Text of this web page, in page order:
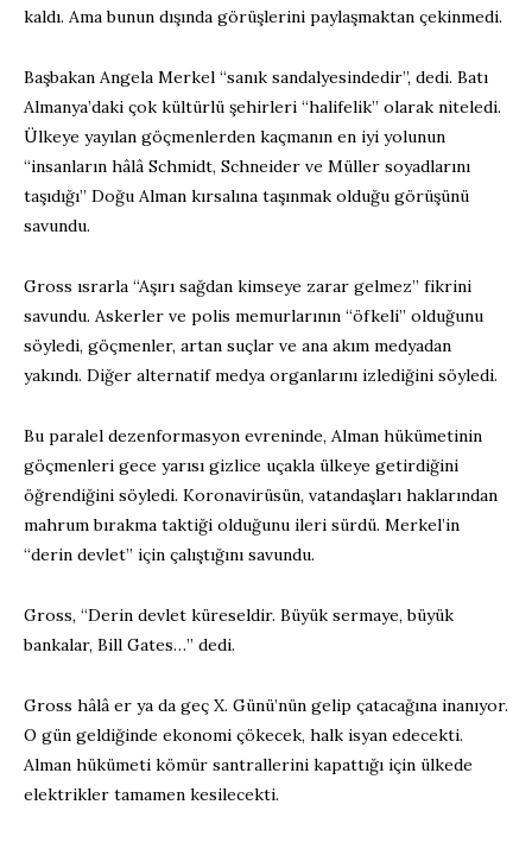
kaldı. Ama bunun dışında görüşlerini paylaşmaktan çekinmedi.
Başbakan Angela Merkel “sanık sandalyesindedir”, dedi. Batı
Almanya’daki çok kültürlü şehirleri “halifelik” olarak niteledi.
Ülkeye yayılan göçmenlerden kaçmanın en iyi yolunun
“insanların hâlâ Schmidt, Schneider ve Müller soyadlarını
taşıdığı” Doğu Alman kırsalına taşınmak olduğu görüşünü
savundu.
Gross ısrarla “Aşırı sağdan kimseye zarar gelmez” fikrini
savundu. Askerler ve polis memurlarının “öfkeli” olduğunu
söyledi, göçmenler, artan suçlar ve ana akım medyadan
yakındı. Diğer alternatif medya organlarını izlediğini söyledi.
Bu paralel dezenformasyon evreninde, Alman hükümetinin
göçmenleri gece yarısı gizlice uçakla ülkeye getirdiğini
öğrendiğini söyledi. Koronavirüsün, vatandaşları haklarından
mahrum bırakma taktiği olduğunu ileri sürdü. Merkel’in
“derin devlet” için çalıştığını savundu.
Gross, “Derin devlet küreseldir. Büyük sermaye, büyük
bankalar, Bill Gates…” dedi.
Gross hâlâ er ya da geç X. Günü’nün gelip çatacağına inanıyor.
O gün geldiğinde ekonomi çökecek, halk isyan edecekti.
Alman hükümeti kömür santrallerini kapattığı için ülkede
elektrikler tamamen kesilecekti.